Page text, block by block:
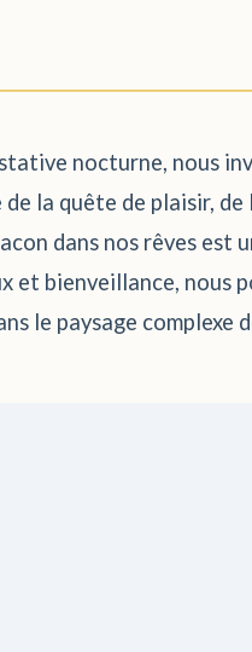
nocturne, nous
la quête de plaisir,
dans nos rêves
et bienveillance, nous
le paysage complexe